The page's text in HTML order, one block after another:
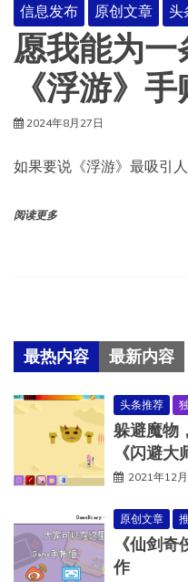
信息发布 原创文章 头
愿我能为
《浮游》
2024年8月27日
如果要说《浮游》最吸引
阅读更多
最热内容 最新内容
头条推荐
躲避魔物
《闪避
2021年12
原创文章
《仙剑
作